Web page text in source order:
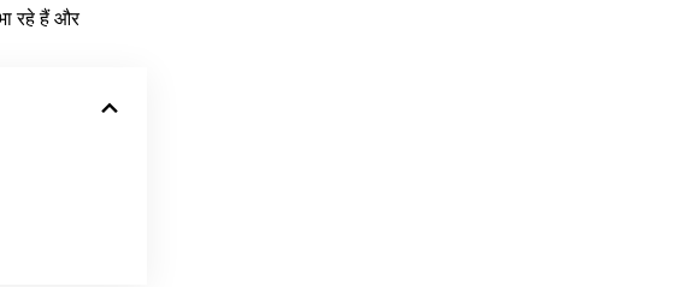
रहे हैं और